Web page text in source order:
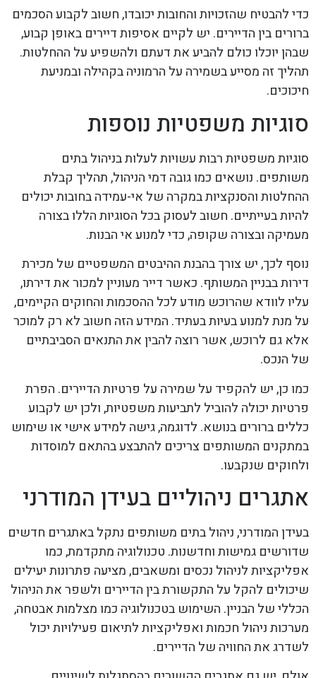
כדי להבטיח שהזכויות והחובות יכובדו, חשוב לקבוע הסכמים
ברורים בין הדיירים. יש לקיים אסיפות דיירים באופן קבוע,
שבהן יוכלו כולם להביע את דעתם ולהשפיע על ההחלטות.
תהליך זה מסייע בשמירה על הרמוניה בקהילה ובמניעת
חיכוכים.
סוגיות משפטיות נוספות
סוגיות משפטיות רבות עשויות לעלות בניהול בתים
משותפים. נושאים כמו גובה דמי הניהול, תהליך קבלת
ההחלטות והסנקציות במקרה של אי-עמידה בחובות יכולים
להיות בעייתיים. חשוב לעסוק בכל הסוגיות הללו בצורה
מעמיקה ובצורה שקופה, כדי למנוע אי הבנות.
נוסף לכך, יש צורך בהבנת ההיבטים המשפטיים של מכירת
דירות בבניין המשותף. כאשר דייר מעוניין למכור את דירתו,
עליו לוודא שהרוכש מודע לכל ההסכמות והחוקים הקיימים,
על מנת למנוע בעיות בעתיד. המידע הזה חשוב לא רק למוכר
אלא גם לרוכש, אשר רוצה להבין את התנאים הסביבתיים
של הנכס.
כמו כן, יש להקפיד על שמירה על פרטיות הדיירים. הפרת
פרטיות יכולה להוביל לתביעות משפטיות, ולכן יש לקבוע
כללים ברורים בנושא. לדוגמה, גישה למידע אישי או שימוש
במתקנים המשותפים צריכים להתבצע בהתאם למוסדות
ולחוקים שנקבעו.
אתגרים ניהוליים בעידן המודרני
בעידן המודרני, ניהול בתים משותפים נתקל באתגרים חדשים
שדורשים גמישות וחדשנות. טכנולוגיה מתקדמת, כמו
אפליקציות לניהול נכסים ומשאבים, מציעה פתרונות יעילים
שיכולים להקל על התקשורת בין הדיירים ולשפר את הניהול
הכללי של הבניין. השימוש בטכנולוגיה כמו מצלמות אבטחה,
מערכות ניהול חכמות ואפליקציות לתיאום פעילויות יכול
לשדרג את החוויה של הדיירים.